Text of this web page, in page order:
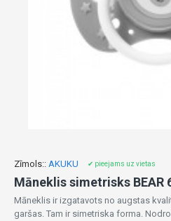
Zīmols:: AKUKU ✔ pieejams uz vietas
Māneklis simetrisks BEAR
Māneklis ir izgatavots no augstas
garšas. Tam ir simetriska forma.